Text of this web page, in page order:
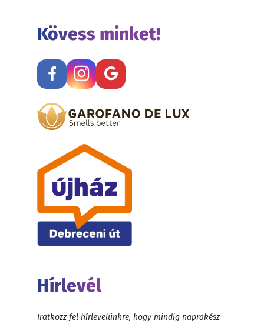
Kövess minket!
Hírlevél
Iratkozz fel hírlevelünkre, hogy mindig naprakész